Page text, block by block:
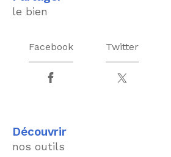
le bien
Facebook Twitter
découvrir
nos outils